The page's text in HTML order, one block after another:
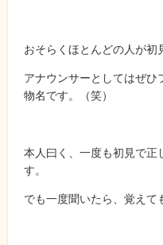
おそらくほとんどの人が初
アナウンサーとしてはぜひ
物名です。（笑）
本人曰く、一度も初見で正
す。
でも一度聞いたら、覚えて